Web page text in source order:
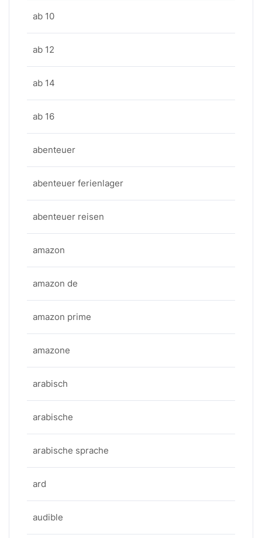
ab 10
ab 12
ab 14
ab 16
abenteuer
abenteuer ferienlager
abenteuer reisen
amazon
amazon de
amazon prime
amazone
arabisch
arabische
arabische sprache
ard
audible